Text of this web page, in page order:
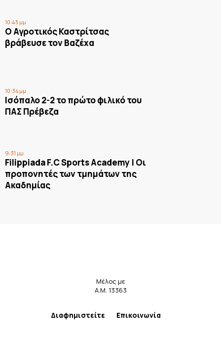
10:43 μμ
Ο Αγροτικός Καστρίτσας
βράβευσε τον Βαζέχα
10:34 μμ
Ισόπαλο 2-2 το πρώτο φιλικό του
ΠΑΣ Πρέβεζα
9:31 μμ
Filippiada F.C Sports Academy | Οι
προπονητές των τμημάτων της
Ακαδημίας
Μέλος με
Α.Μ. 13363
Διαφημιστείτε Επικοινωνία